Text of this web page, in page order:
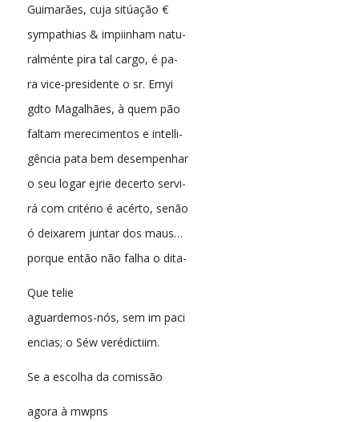
Guimarães, cuja sitúação €
sympathias & impiinham natu-
ralménte pira tal cargo, é pa-
ra vice-presidente o sr. Emyi
gdto Magalhães, à quem pão
faltam merecimentos e intelli-
gência pata bem desempenhar
o seu logar ejrie decerto servi-
rá com critério é acérto, senão
ó deixarem juntar dos maus…
porque então não falha o dita-
Que telie
aguardemos-nós, sem im paci
encias; o Séw verédictiim.
Se a escolha da comissão
agora à mwpns